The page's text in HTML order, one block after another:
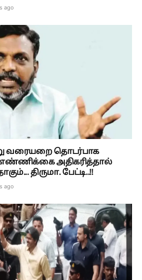
ago
வரையறை தொடர்பாக
அதிகரித்தால்
திருமா. பேட்டி..!!
ago